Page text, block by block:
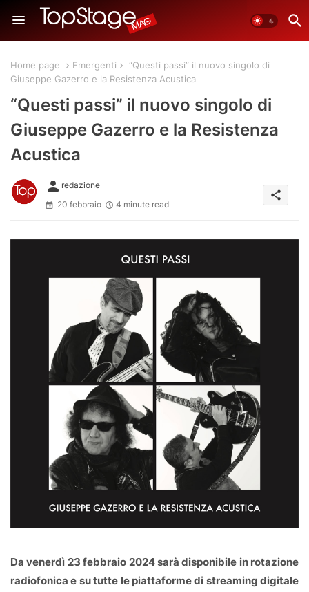
Home page Emergenti
“Questi passi” il nuovo singolo di
Giuseppe Gazerro e la Resistenza Acustica
“Questi passi” il nuovo singolo di
Giuseppe Gazerro e la Resistenza
Acustica
person redazione
20 febbraio
4 minute read
share
Da venerdì 23 febbraio 2024 sarà disponibile in rotazione
radiofonica e su tutte le piattaforme di streaming digitale